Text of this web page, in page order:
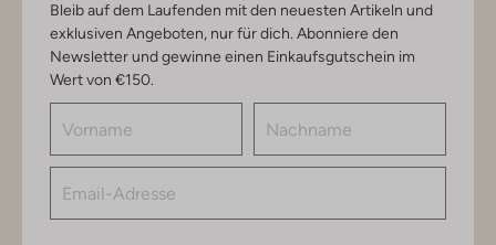
Bleib auf dem Laufenden mit den neuesten Artikeln und
exklusiven Angeboten, nur für dich. Abonniere den
Newsletter und gewinne einen Einkaufsgutschein im
Wert von €150.